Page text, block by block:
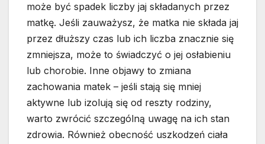
może być spadek liczby jaj składanych przez
matkę. Jeśli zauważysz, że matka nie składa jaj
przez dłuższy czas lub ich liczba znacznie się
zmniejsza, może to świadczyć o jej osłabieniu
lub chorobie. Inne objawy to zmiana
zachowania matek – jeśli stają się mniej
aktywne lub izolują się od reszty rodziny,
warto zwrócić szczególną uwagę na ich stan
zdrowia. Również obecność uszkodzeń ciała